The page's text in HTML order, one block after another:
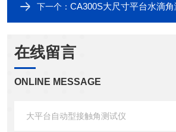
下一个： CA300S大尺寸平台水滴角
在线留言
ONLINE MESSAGE